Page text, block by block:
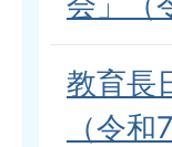
教育長
（令